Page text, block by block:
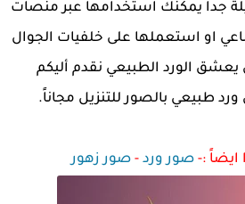
جداً يمكنك استخدامها عبر منصات
او استعملها على خلفيات الجوال
الورد الطبيعي نقدم أليكم
طبيعي بالصور للتنزيل مجاناً.
ايضاً :-صور ورد -صور زهور